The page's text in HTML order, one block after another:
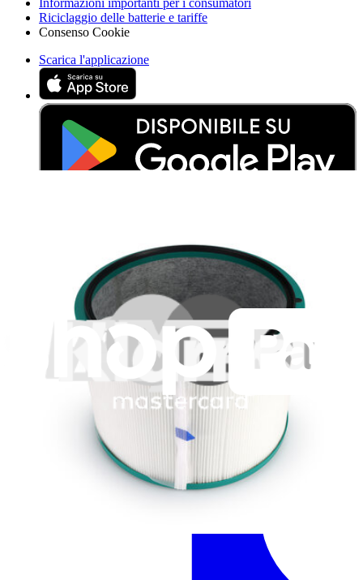
Informazioni importanti per i consumatori
Riciclaggio delle batterie e tariffe
Consenso Cookie
Scarica l'applicazione